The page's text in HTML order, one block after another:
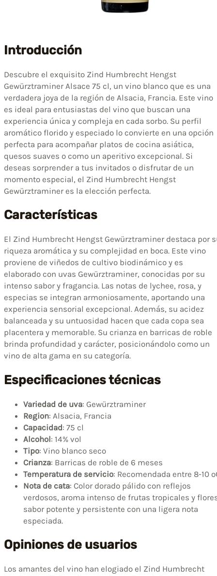
Introducción
Descubre el exquisito Zind Humbrecht Hengst
Gewürztraminer Alsace 75 cl, un vino blanco que es una
verdadera joya de la región de Alsacia, Francia. Este vino
es ideal para entusiastas del vino que buscan una
experiencia única y compleja en cada sorbo. Su perfil
aromático florido y especiado lo convierte en una opción
perfecta para acompañar platos de cocina asiática,
quesos suaves o como un aperitivo excepcional. Si
deseas sorprender a tus invitados o disfrutar de un
momento especial, el Zind Humbrecht Hengst
Gewürztraminer es la elección perfecta.
Características
El Zind Humbrecht Hengst Gewürztraminer destaca por
riqueza aromática y su complejidad en boca. Este vino
proviene de viñedos de cultivo biodinámico y es
elaborado con uvas Gewürztraminer, conocidas por su
intenso sabor y fragancia. Las notas de lychee, rosa, y
especias se integran armoniosamente, aportando una
experiencia sensorial excepcional. Además, su acidez
balanceada y su untuosidad hacen que cada copa sea
placentera y memorable. Su crianza en barricas de roble
brinda profundidad y carácter, posicionándolo como un
vino de alta gama en su categoría.
Especificaciones técnicas
Variedad de uva: Gewürztraminer
Region: Alsacia, Francia
Capacidad: 75 cl
Alcohol: 14% vol
Tipo: Vino blanco seco
Crianza: Barricas de roble de 6 meses
Temperatura de servicio: Recomendada entre 8-10
Nota de cata: Color dorado pálido con reflejos
verdosos, aroma intenso de frutas tropicales y
sabor potente y persistente con una ligera nota
especiada.
Opiniones de usuarios
Los amantes del vino han elogiado el Zind Humbrecht